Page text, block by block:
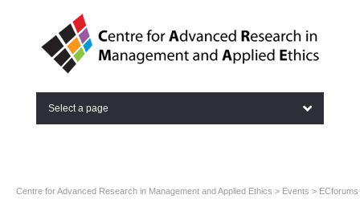
Select a page
Centre for Advanced Research in Management and Applied Ethics > Events > ECforums